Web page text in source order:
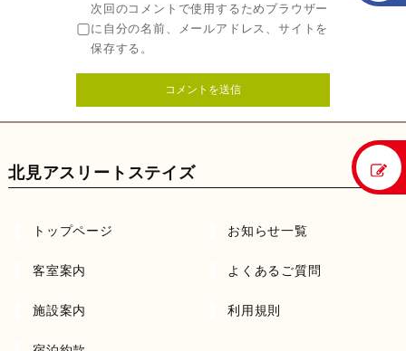
次回のコメントで使用するためブラウザー
に自分の名前、メールアドレス、サイトを
保存する。
北見アスリートステイズ
トップページ お知らせ一覧
客室案内 よくあるご質問
施設案内 利用規則